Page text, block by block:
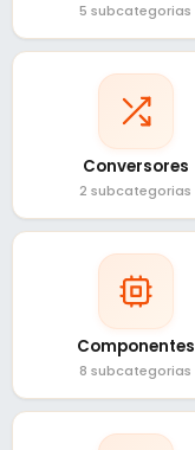
5 subcategorias
Conversores
2 subcategorias
Componentes
8 subcategorias